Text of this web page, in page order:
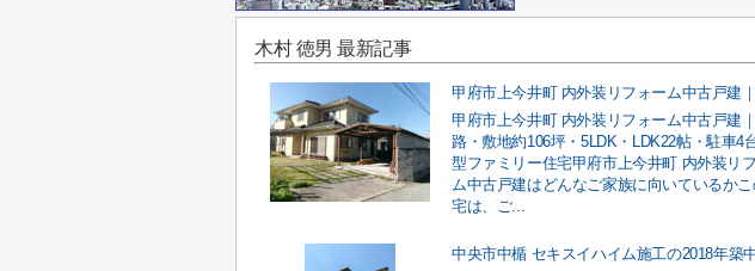
木村 徳男 最新記事
甲府市上今井町 内外装リフォーム中古戸建
路・敷地約106坪・5LDK・LDK22帖・駐車4
型ファミリー住宅甲府市上今井町 内外装リ
ム中古戸建はどんなご家族に向いているか
宅は、ご...